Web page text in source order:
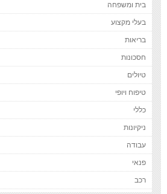
בית ומשפחה
בעלי מקצוע
בריאות
חסכונות
טיולים
טיפוח ויופי
כללי
ניקיונות
עבודה
פנאי
רכב